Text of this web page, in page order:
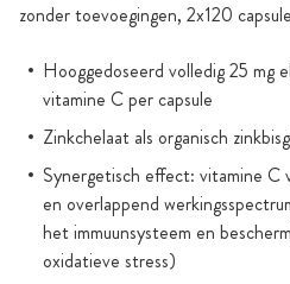
zonder toevoegingen, 2x120
Hooggedoseerd volledig 25 mg
vitamine C per capsule
Zinkchelaat als organisch
Synergetisch effect: vitamine C
en overlappend
het immuunsysteem en
oxidatieve stress)